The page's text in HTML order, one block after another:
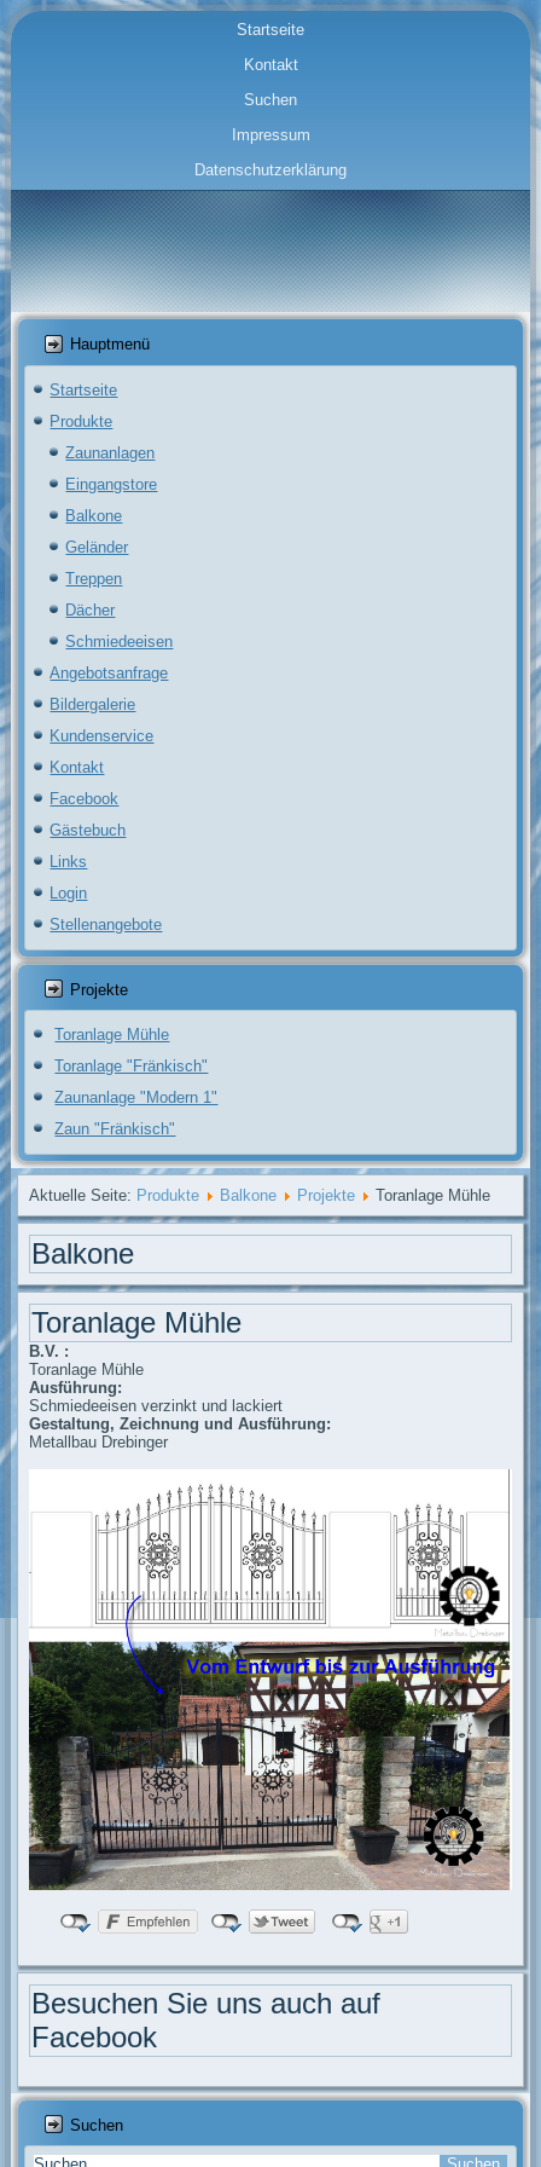
Startseite
Kontakt
Suchen
Impressum
Datenschutzerklärung
Hauptmenü
Startseite
Produkte
Zaunanlagen
Eingangstore
Balkone
Geländer
Treppen
Dächer
Schmiedeeisen
Angebotsanfrage
Bildergalerie
Kundenservice
Kontakt
Facebook
Gästebuch
Links
Login
Stellenangebote
Projekte
Toranlage Mühle
Toranlage "Fränkisch"
Zaunanlage "Modern 1"
Zaun "Fränkisch"
Aktuelle Seite: Produkte Balkone Projekte Toranlage Mühle
Balkone
Toranlage Mühle
B.V. :
Toranlage Mühle
Ausführung:
Schmiedeeisen verzinkt und lackiert
Gestaltung, Zeichnung und Ausführung:
Metallbau Drebinger
Besuchen Sie uns auch auf
Facebook
Suchen